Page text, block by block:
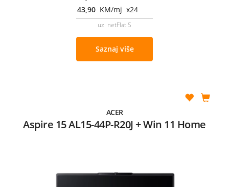
43,90 KM/mj x24
uz netFlat S
Saznaj više
ACER
Aspire 15 AL15-44P-R20J + Win 11 Home